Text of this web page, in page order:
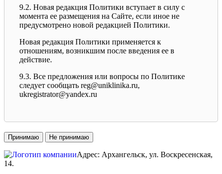
9.2. Новая редакция Политики вступает в силу с
момента ее размещения на Сайте, если иное не
предусмотрено новой редакцией Политики.
Новая редакция Политики применяется к
отношениям, возникшим после введения ее в
действие.
9.3. Все предложения или вопросы по Политике
следует сообщать reg@uniklinika.ru,
ukregistrator@yandex.ru
Принимаю Не принимаю
Адрес: Архангельск, ул. Воскресенская,
14.